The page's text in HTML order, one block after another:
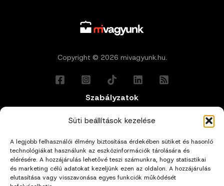
Süti beállítások kezelése
A legjobb felhasználói élmény biztosítása érdekében sütiket és hasonló
technológiákat használunk az eszközinformációk tárolására és
elérésére. A hozzájárulás lehetővé teszi számunkra, hogy statisztikai
és marketing célú adatokat kezeljünk ezen az oldalon. A hozzájárulás
elutasítása vagy visszavonása egyes funkciók működését
Copyright © 2026 mivagyunk.hu.
Szabályzatok
Általános Felhasználási Feltételek
Adatkezelési Tájékoztató
Impresszum